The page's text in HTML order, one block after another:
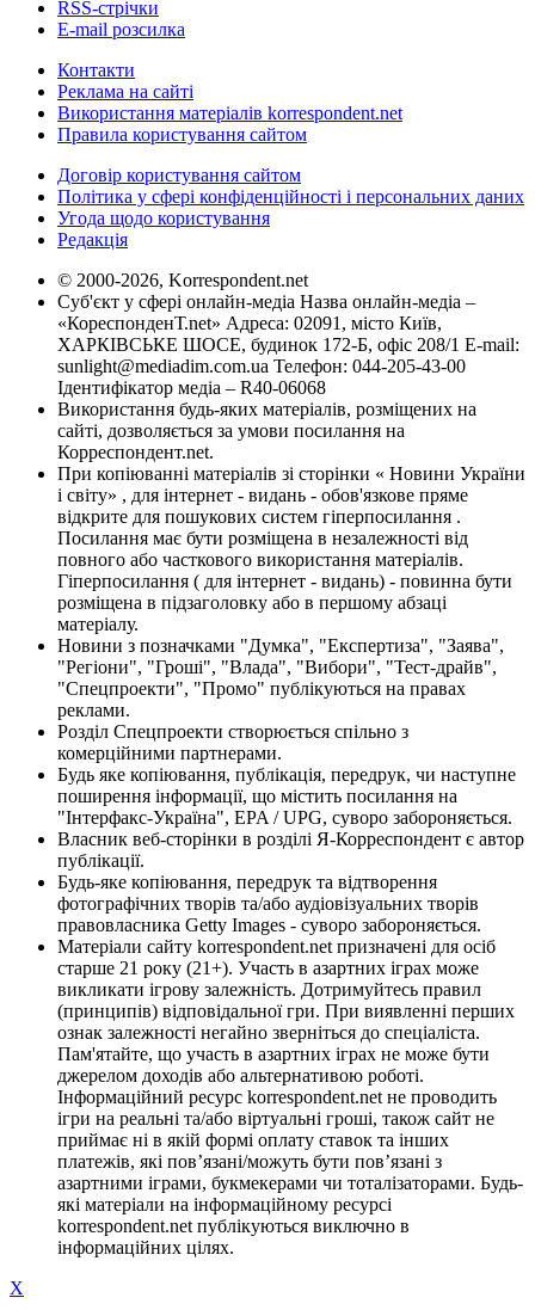
RSS-стрічки
E-mail розсилка
Контакти
Реклама на сайті
Використання матеріалів korrespondent.net
Правила користування сайтом
Договір користування сайтом
Політика у сфері конфіденційності і персональних даних
Угода щодо користування
Редакція
© 2000-2026, Korrespondent.net
Суб'єкт у сфері онлайн-медіа Назва онлайн-медіа –
«КореспонденТ.net» Адреса: 02091, місто Київ,
ХАРКІВСЬКЕ ШОСЕ, будинок 172-Б, офіс 208/1 E-mail:
sunlight@mediadim.com.ua Телефон: 044-205-43-00
Ідентифікатор медіа – R40-06068
Використання будь-яких матеріалів, розміщених на
сайті, дозволяється за умови посилання на
Корреспондент.net.
При копіюванні матеріалів зі сторінки « Новини України
і світу» , для інтернет - видань - обов'язкове пряме
відкрите для пошукових систем гіперпосилання .
Посилання має бути розміщена в незалежності від
повного або часткового використання матеріалів.
Гіперпосилання ( для інтернет - видань) - повинна бути
розміщена в підзаголовку або в першому абзаці
матеріалу.
Новини з позначками "Думка", "Експертиза", "Заява",
"Регіони", "Гроші", "Влада", "Вибори", "Тест-драйв",
"Спецпроекти", "Промо" публікуються на правах
реклами.
Розділ Спецпроекти створюється спільно з
комерційними партнерами.
Будь яке копіювання, публікація, передрук, чи наступне
поширення інформації, що містить посилання на
"Інтерфакс-Україна", EPA / UPG, суворо забороняється.
Власник веб-сторінки в розділі Я-Корреспондент є автор
публікації.
Будь-яке копіювання, передрук та відтворення
фотографічних творів та/або аудіовізуальних творів
правовласника Getty Images - суворо забороняється.
Матеріали сайту korrespondent.net призначені для осіб
старше 21 року (21+). Участь в азартних іграх може
викликати ігрову залежність. Дотримуйтесь правил
(принципів) відповідальної гри. При виявленні перших
ознак залежності негайно зверніться до спеціаліста.
Пам'ятайте, що участь в азартних іграх не може бути
джерелом доходів або альтернативою роботі.
Інформаційний ресурс korrespondent.net не проводить
ігри на реальні та/або віртуальні гроші, також сайт не
приймає ні в якій формі оплату ставок та інших
платежів, які пов’язані/можуть бути пов’язані з
азартними іграми, букмекерами чи тоталізаторами. Будь-
які матеріали на інформаційному ресурсі
korrespondent.net публікуються виключно в
інформаційних цілях.
X